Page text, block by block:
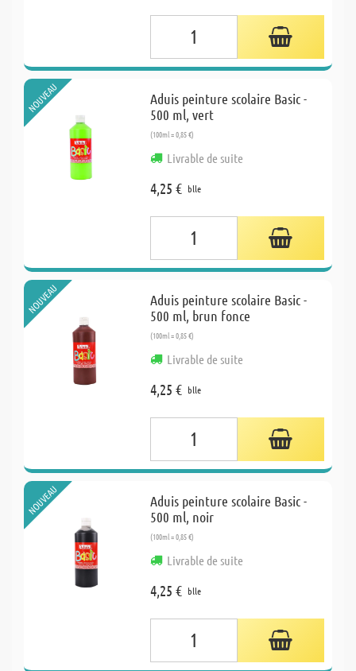
Aduis peinture scolaire Basic -
500 ml, vert
(100ml = 0,85 €)
Livrable de suite
4,25 € blle
NOUVEAU
Aduis peinture scolaire Basic -
500 ml, brun fonce
(100ml = 0,85 €)
Livrable de suite
4,25 € blle
NOUVEAU
Aduis peinture scolaire Basic -
500 ml, noir
(100ml = 0,85 €)
Livrable de suite
4,25 € blle
NOUVEAU